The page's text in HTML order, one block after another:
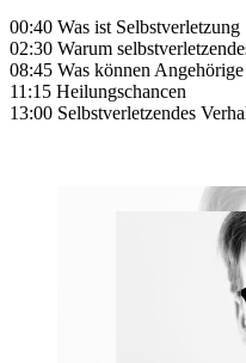
00:40 Was ist Selbstverletzung
02:30 Warum
08:45 Was können
11:15 Heilungschancen
13:00 Selbstverletzendes